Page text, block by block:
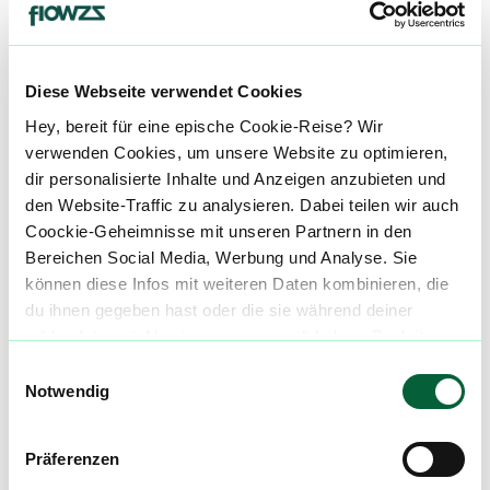
Diese Webseite verwendet Cookies
Hey, bereit für eine epische Cookie-Reise? Wir
verwenden Cookies, um unsere Website zu optimieren,
dir personalisierte Inhalte und Anzeigen anzubieten und
den Website-Traffic zu analysieren. Dabei teilen wir auch
Coockie-Geheimnisse mit unseren Partnern in den
Bereichen Social Media, Werbung und Analyse. Sie
können diese Infos mit weiteren Daten kombinieren, die
du ihnen gegeben hast oder die sie während deiner
wilden Internet-Abenteuer gesammelt haben. Begleite
Notwendig
Präferenzen
Produktbewertungen zu Magic Dream
0,0 (0)
Mach mit in der flowzz.com
Community
Alle wichtigen Daten und Fakten - täglich
aktualisiert! Hilf uns mit Deinen Kommentaren
und Bewertungen flowzz noch besser zu
machen. Melde dich an, um dir deine
Preisreduktionen informiert zu werden und
Jetzt registrieren